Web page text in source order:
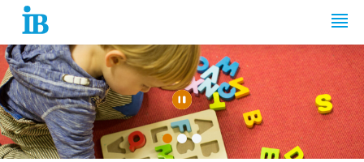
Springe zum Inhalt
Automatische